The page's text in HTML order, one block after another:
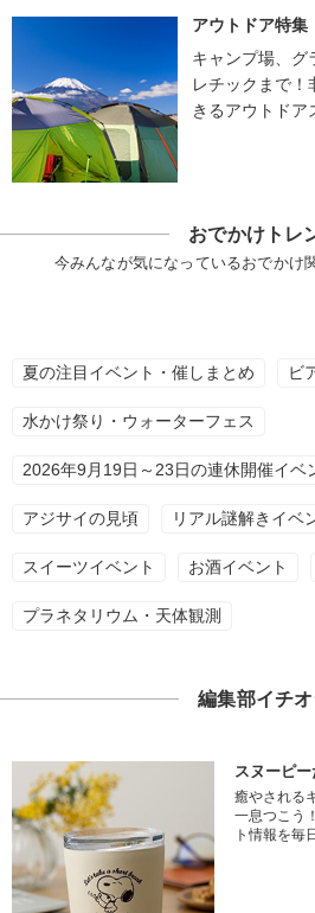
アウトドア特集
キャンプ場、グ
レチックまで！
きるアウトドア
おでかけトレ
今みんなが気になっているおでかけ
夏の注目イベント・催しまとめ ビ
水かけ祭り・ウォーターフェス
2026年9月19日～23日の連休開催イベ
アジサイの見頃 リアル謎解きイベ
スイーツイベント お酒イベント
プラネタリウム・天体観測
編集部イチ
スヌーピ
癒やされる
一息つこう
ト情報を毎